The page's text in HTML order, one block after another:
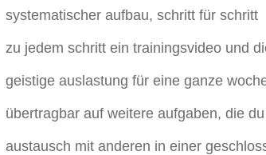
systematischer aufbau, schritt für schritt
zu jedem schritt ein trainingsvideo und
geistige auslastung für eine ganze
übertragbar auf weitere aufgaben, die
austausch mit anderen in einer